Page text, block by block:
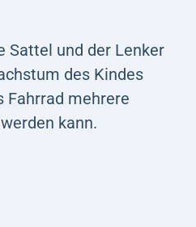
Sattel und der Lenker
des Kindes
Fahrrad mehrere
kann.